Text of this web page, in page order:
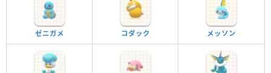
ゼニガメ コダック メッソン